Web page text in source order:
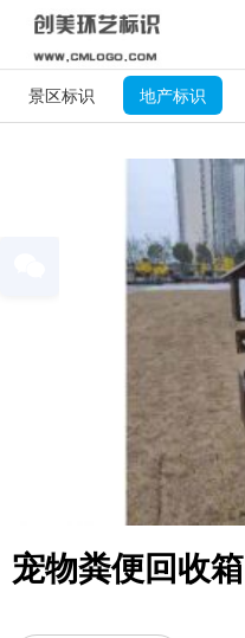
景区标识 地产标识
宠物粪便回收箱